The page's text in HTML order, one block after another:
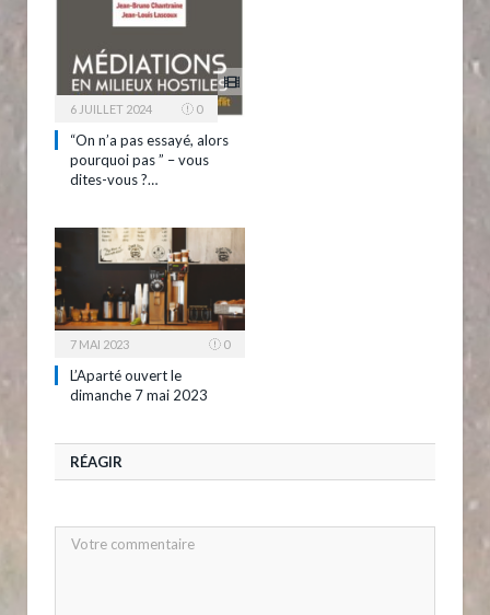
6 JUILLET 2024 0
“On n’a pas essayé, alors
pourquoi pas ” – vous
dites-vous ?…
7 MAI 2023 0
L’Aparté ouvert le
dimanche 7 mai 2023
RÉAGIR